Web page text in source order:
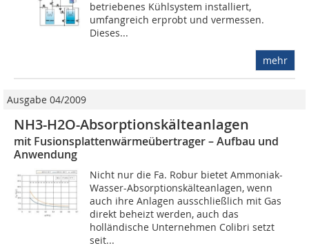
betriebenes Kühlsystem installiert,
umfangreich erprobt und vermessen.
Dieses...
mehr
Ausgabe 04/2009
NH3-H2O-Absorptionskälteanlagen
mit Fusionsplattenwärmeübertrager – Aufbau und
Anwendung
Nicht nur die Fa. Robur bietet Ammoniak-
Wasser-Absorptionskälteanlagen, wenn
auch ihre Anlagen ausschließlich mit Gas
direkt beheizt werden, auch das
holländische Unternehmen Colibri setzt
seit...